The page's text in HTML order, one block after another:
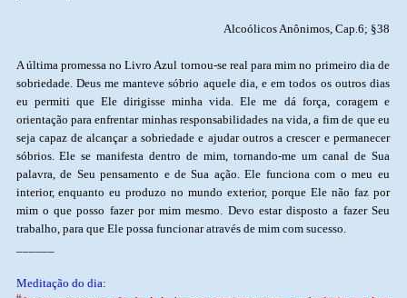
Alcoólicos Anônimos, Cap.6; §38
A última promessa no Livro Azul tornou-se real para mim no primeiro dia de
sobriedade. Deus me manteve sóbrio aquele dia, e em todos os outros dias
eu permiti que Ele dirigisse minha vida. Ele me dá força, coragem e
orientação para enfrentar minhas responsabilidades na vida, a fim de que eu
seja capaz de alcançar a sobriedade e ajudar outros a crescer e permanecer
sóbrios. Ele se manifesta dentro de mim, tornando-me um canal de Sua
palavra, de Seu pensamento e de Sua ação. Ele funciona com o meu eu
interior, enquanto eu produzo no mundo exterior, porque Ele não faz por
mim o que posso fazer por mim mesmo. Devo estar disposto a fazer Seu
trabalho, para que Ele possa funcionar através de mim com sucesso.
Meditação do dia: